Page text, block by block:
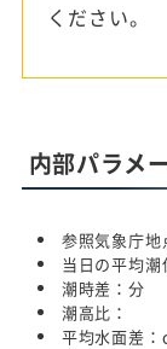
ください。
内部パラメ
参照気象庁地
当日の平均
潮時差：分
潮高比：
平均水面差：